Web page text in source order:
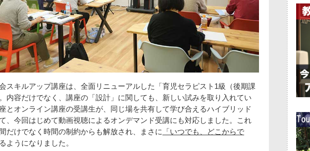
スキルアップ講座は、全面リニューアルした「育児セラピスト1級（後期課
内容だけでなく、講座の「設計」に関しても、新しい試みを取り入れてい
とオンライン講座の受講生が、同じ場を共有して学び合えるハイブリッド
、今回はじめて動画視聴によるオンデマンド受講にも対応しました。これ
だけでなく時間の制約からも解放され、まさに
「いつでも、どこからで
ようになりました。